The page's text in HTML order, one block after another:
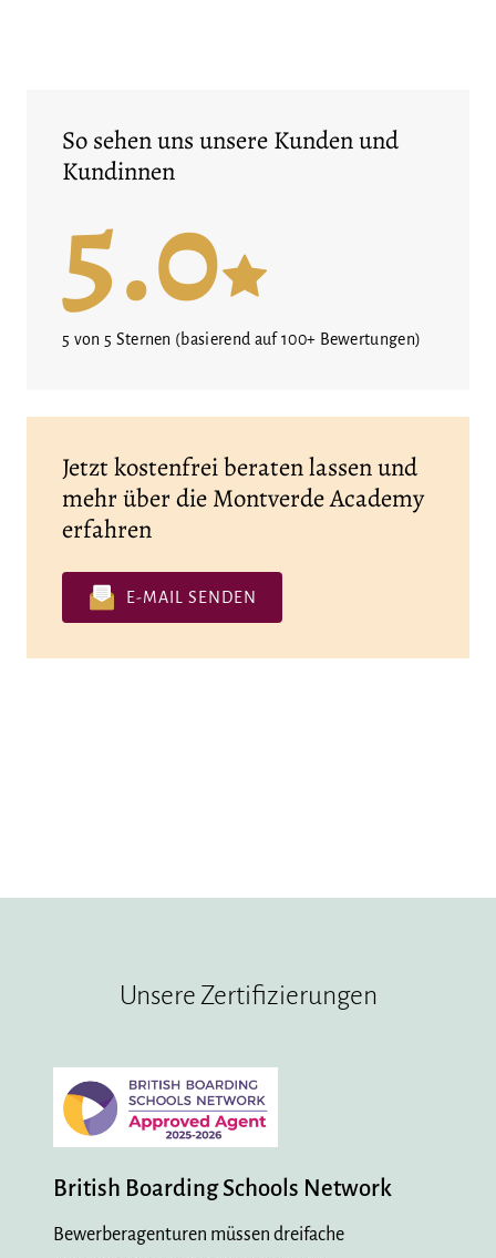
So sehen uns unsere Kunden und
Kundinnen
5.0
5 von 5 Sternen (basierend auf 100+ Bewertungen)
Jetzt kostenfrei beraten lassen und
mehr über die Montverde Academy
erfahren
E-MAIL SENDEN
Unsere Zertifizierungen
British Boarding Schools Network
Bewerberagenturen müssen dreifache